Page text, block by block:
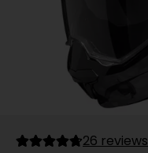
26 reviews